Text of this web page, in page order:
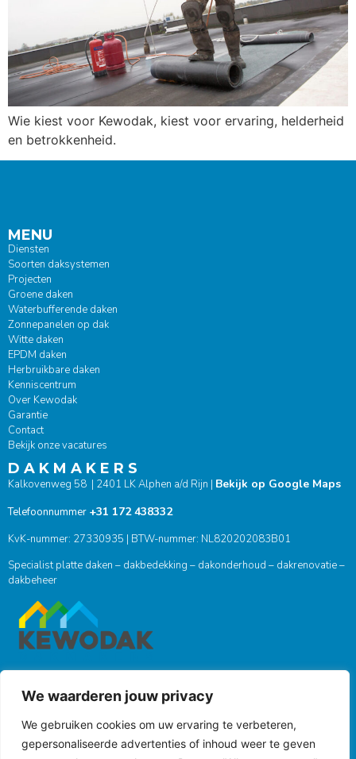
We waarderen jouw privacy
We gebruiken cookies om uw ervaring te verbeteren,
gepersonaliseerde advertenties of inhoud weer te geven
Wie kiest voor Kewodak, kiest voor ervaring, helderheid
en betrokkenheid.
MENU
Diensten
Soorten daksystemen
Projecten
Groene daken
Waterbufferende daken
Zonnepanelen op dak
Witte daken
EPDM daken
Herbruikbare daken
Kenniscentrum
Over Kewodak
Garantie
Contact
Bekijk onze vacatures
D A K M A K E R S
Kalkovenweg 58 | 2401 LK Alphen a/d Rijn | Bekijk op Google Maps
Telefoonnummer +31 172 438332
KvK-nummer: 27330935 | BTW-nummer: NL820202083B01
Specialist platte daken – dakbedekking – dakonderhoud – dakrenovatie –
dakbeheer
ONZE SOCIALS